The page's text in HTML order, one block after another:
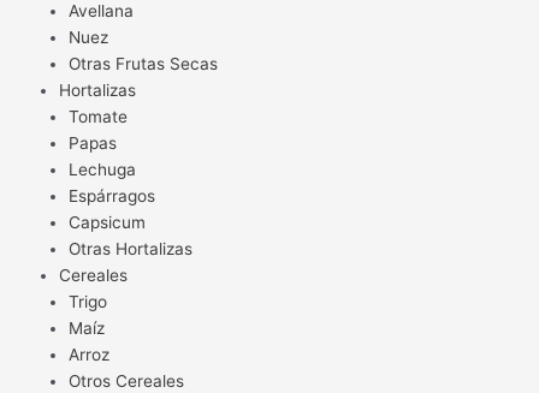
Avellana
Nuez
Otras Frutas Secas
Hortalizas
Tomate
Papas
Lechuga
Espárragos
Capsicum
Otras Hortalizas
Cereales
Trigo
Maíz
Arroz
Otros Cereales